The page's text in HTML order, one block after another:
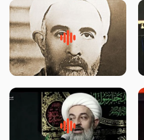
روضه‌ی مجلس یزید ملعون و
اسارت اهل‌بیت علیهم‌السلام –
محدث زاده